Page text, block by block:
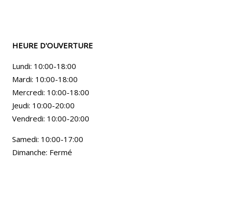
HEURE D'OUVERTURE
Lundi: 10:00-18:00
Mardi: 10:00-18:00
Mercredi: 10:00-18:00
Jeudi: 10:00-20:00
Vendredi: 10:00-20:00
Samedi: 10:00-17:00
Dimanche: Fermé